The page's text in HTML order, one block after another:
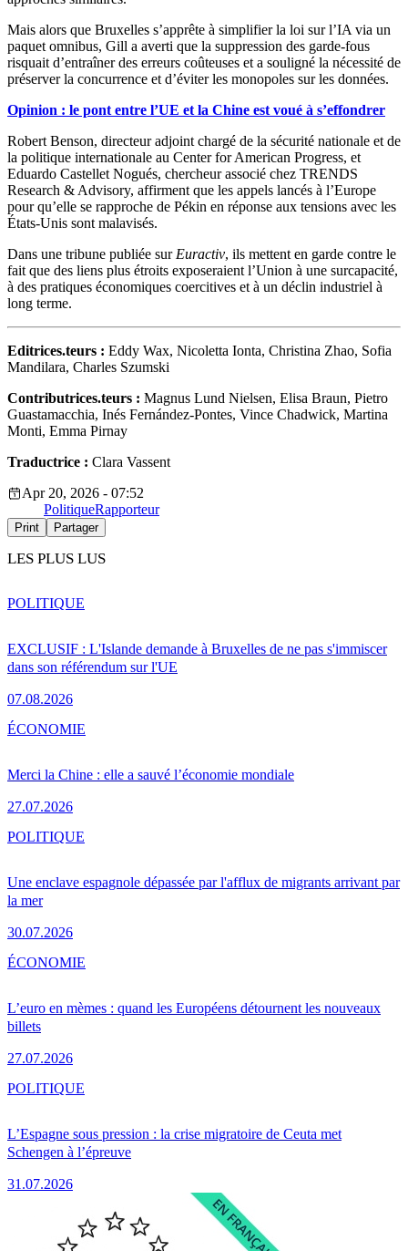
Mais alors que Bruxelles s’apprête à simplifier la loi sur l’IA via un
paquet omnibus, Gill a averti que la suppression des garde-fous
risquait d’entraîner des erreurs coûteuses et a souligné la nécessité de
préserver la concurrence et d’éviter les monopoles sur les données.
Opinion : le pont entre l’UE et la Chine est voué à s’effondrer
Robert Benson, directeur adjoint chargé de la sécurité nationale et de
la politique internationale au Center for American Progress, et
Eduardo Castellet Nogués, chercheur associé chez TRENDS
Research & Advisory, affirment que les appels lancés à l’Europe
pour qu’elle se rapproche de Pékin en réponse aux tensions avec les
États-Unis sont malavisés.
Dans une tribune publiée sur Euractiv, ils mettent en garde contre le
fait que des liens plus étroits exposeraient l’Union à une surcapacité,
à des pratiques économiques coercitives et à un déclin industriel à
long terme.
Editrices.teurs : Eddy Wax, Nicoletta Ionta, Christina Zhao, Sofia
Mandilara, Charles Szumski
Contributrices.teurs : Magnus Lund Nielsen, Elisa Braun, Pietro
Guastamacchia, Inés Fernández-Pontes, Vince Chadwick, Martina
Monti, Emma Pirnay
Traductrice : Clara Vassent
Apr 20, 2026 - 07:52
PolitiqueRapporteur
Print Partager
LES PLUS LUS
EXCLUSIF : L'Islande demande à Bruxelles de ne pas s'immiscer
dans son référendum sur l'UE
07.08.2026
POLITIQUE
Merci la Chine : elle a sauvé l’économie mondiale
27.07.2026
ÉCONOMIE
Une enclave espagnole dépassée par l'afflux de migrants arrivant par
la mer
30.07.2026
POLITIQUE
L’euro en mèmes : quand les Européens détournent les nouveaux
billets
27.07.2026
ÉCONOMIE
L’Espagne sous pression : la crise migratoire de Ceuta met
Schengen à l’épreuve
31.07.2026
POLITIQUE